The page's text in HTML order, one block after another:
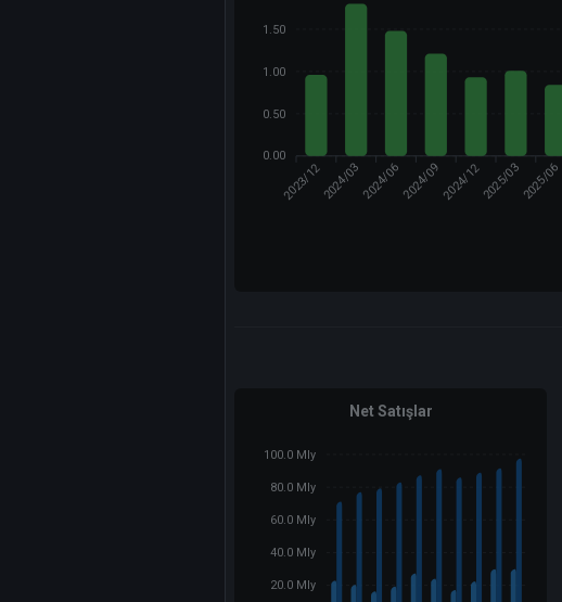
1.50
1.00
0.50
0.00
2023/122024/032024/062024/092024/122025/032025/06
Net Satışlar
100.0 Mly
80.0 Mly
60.0 Mly
40.0 Mly
20.0 Mly